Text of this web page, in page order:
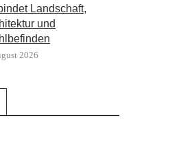
Landschaft,
und
2026